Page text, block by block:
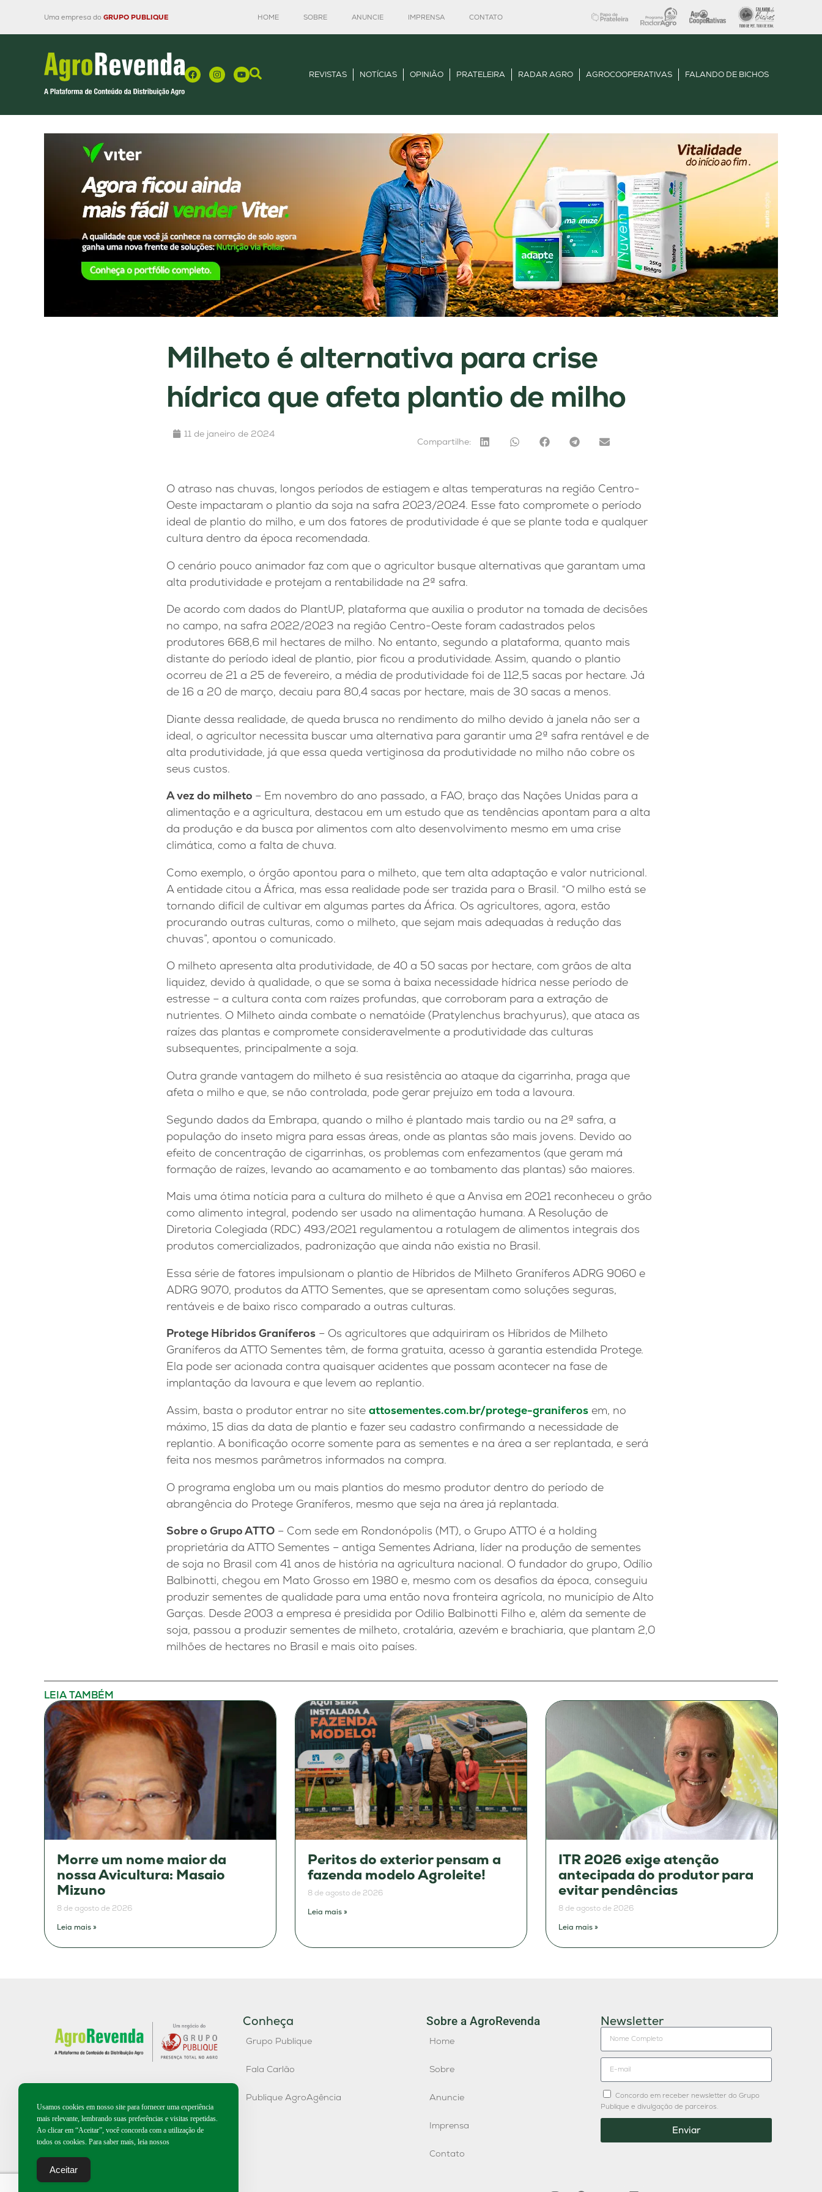
Uma empresa do GRUPO PUBLIQUE HOME SOBRE ANUNCIE IMPRENSA CONTATO
REVISTAS NOTÍCIAS OPINIÃO PRATELEIRA RADAR AGRO AGROCOOPERATIVAS FALANDO DE BICHOS
Milheto é alternativa para crise
hídrica que afeta plantio de milho
11 de janeiro de 2024
Compartilhe:
O atraso nas chuvas, longos períodos de estiagem e altas temperaturas na região Centro-
Oeste impactaram o plantio da soja na safra 2023/2024. Esse fato compromete o período
ideal de plantio do milho, e um dos fatores de produtividade é que se plante toda e qualquer
cultura dentro da época recomendada.
O cenário pouco animador faz com que o agricultor busque alternativas que garantam uma
alta produtividade e protejam a rentabilidade na 2ª safra.
De acordo com dados do PlantUP, plataforma que auxilia o produtor na tomada de decisões
no campo, na safra 2022/2023 na região Centro-Oeste foram cadastrados pelos
produtores 668,6 mil hectares de milho. No entanto, segundo a plataforma, quanto mais
distante do período ideal de plantio, pior ficou a produtividade. Assim, quando o plantio
ocorreu de 21 a 25 de fevereiro, a média de produtividade foi de 112,5 sacas por hectare. Já
de 16 a 20 de março, decaiu para 80,4 sacas por hectare, mais de 30 sacas a menos.
Diante dessa realidade, de queda brusca no rendimento do milho devido à janela não ser a
ideal, o agricultor necessita buscar uma alternativa para garantir uma 2ª safra rentável e de
alta produtividade, já que essa queda vertiginosa da produtividade no milho não cobre os
seus custos.
A vez do milheto – Em novembro do ano passado, a FAO, braço das Nações Unidas para a
alimentação e a agricultura, destacou em um estudo que as tendências apontam para a alta
da produção e da busca por alimentos com alto desenvolvimento mesmo em uma crise
climática, como a falta de chuva.
Como exemplo, o órgão apontou para o milheto, que tem alta adaptação e valor nutricional.
A entidade citou a África, mas essa realidade pode ser trazida para o Brasil. “O milho está se
tornando difícil de cultivar em algumas partes da África. Os agricultores, agora, estão
procurando outras culturas, como o milheto, que sejam mais adequadas à redução das
chuvas”, apontou o comunicado.
O milheto apresenta alta produtividade, de 40 a 50 sacas por hectare, com grãos de alta
liquidez, devido à qualidade, o que se soma à baixa necessidade hídrica nesse período de
estresse – a cultura conta com raízes profundas, que corroboram para a extração de
nutrientes. O Milheto ainda combate o nematóide (Pratylenchus brachyurus), que ataca as
raízes das plantas e compromete consideravelmente a produtividade das culturas
subsequentes, principalmente a soja.
Outra grande vantagem do milheto é sua resistência ao ataque da cigarrinha, praga que
afeta o milho e que, se não controlada, pode gerar prejuízo em toda a lavoura.
Segundo dados da Embrapa, quando o milho é plantado mais tardio ou na 2ª safra, a
população do inseto migra para essas áreas, onde as plantas são mais jovens. Devido ao
efeito de concentração de cigarrinhas, os problemas com enfezamentos (que geram má
formação de raízes, levando ao acamamento e ao tombamento das plantas) são maiores.
Mais uma ótima notícia para a cultura do milheto é que a Anvisa em 2021 reconheceu o grão
como alimento integral, podendo ser usado na alimentação humana. A Resolução de
Diretoria Colegiada (RDC) 493/2021 regulamentou a rotulagem de alimentos integrais dos
produtos comercializados, padronização que ainda não existia no Brasil.
Essa série de fatores impulsionam o plantio de Híbridos de Milheto Graníferos ADRG 9060 e
ADRG 9070, produtos da ATTO Sementes, que se apresentam como soluções seguras,
rentáveis e de baixo risco comparado a outras culturas.
Protege Híbridos Graníferos – Os agricultores que adquiriram os Híbridos de Milheto
Graníferos da ATTO Sementes têm, de forma gratuita, acesso à garantia estendida Protege.
Ela pode ser acionada contra quaisquer acidentes que possam acontecer na fase de
implantação da lavoura e que levem ao replantio.
Assim, basta o produtor entrar no site attosementes.com.br/protege-graniferos em, no
máximo, 15 dias da data de plantio e fazer seu cadastro confirmando a necessidade de
replantio. A bonificação ocorre somente para as sementes e na área a ser replantada, e será
feita nos mesmos parâmetros informados na compra.
O programa engloba um ou mais plantios do mesmo produtor dentro do período de
abrangência do Protege Graníferos, mesmo que seja na área já replantada.
Sobre o Grupo ATTO – Com sede em Rondonópolis (MT), o Grupo ATTO é a holding
proprietária da ATTO Sementes – antiga Sementes Adriana, líder na produção de sementes
de soja no Brasil com 41 anos de história na agricultura nacional. O fundador do grupo, Odílio
Balbinotti, chegou em Mato Grosso em 1980 e, mesmo com os desafios da época, conseguiu
produzir sementes de qualidade para uma então nova fronteira agrícola, no município de Alto
Garças. Desde 2003 a empresa é presidida por Odilio Balbinotti Filho e, além da semente de
soja, passou a produzir sementes de milheto, crotalária, azevém e brachiaria, que plantam 2,0
milhões de hectares no Brasil e mais oito países.
LEIA TAMBÉM
Morre um nome maior da
nossa Avicultura: Masaio
Mizuno
8 de agosto de 2026
Leia mais »
Peritos do exterior pensam a
fazenda modelo Agroleite!
8 de agosto de 2026
Leia mais »
ITR 2026 exige atenção
antecipada do produtor para
evitar pendências
8 de agosto de 2026
Leia mais »
Conheça
Grupo Publique
Fala Carlão
Publique AgroAgência
Sobre a AgroRevenda
Home
Sobre
Anuncie
Imprensa
Contato
Newsletter
Concordo em receber newsletter do Grupo
Publique e divulgação de parceiros.
Enviar
Usamos cookies em nosso site para fornecer uma experiência
mais relevante, lembrando suas preferências e visitas repetidas.
Ao clicar em “Aceitar”, você concorda com a utilização de
todos os cookies. Para saber mais, leia nossos
Aceitar